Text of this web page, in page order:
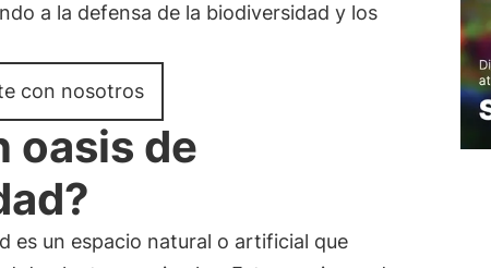
a la defensa de la biodiversidad y los
con nosotros
oasis de
es un espacio natural o artificial que